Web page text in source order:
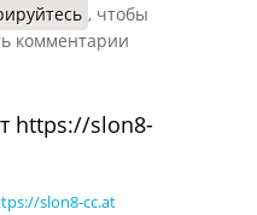
, чтобы
комментарии
https://slon8-
slon8-cc.at